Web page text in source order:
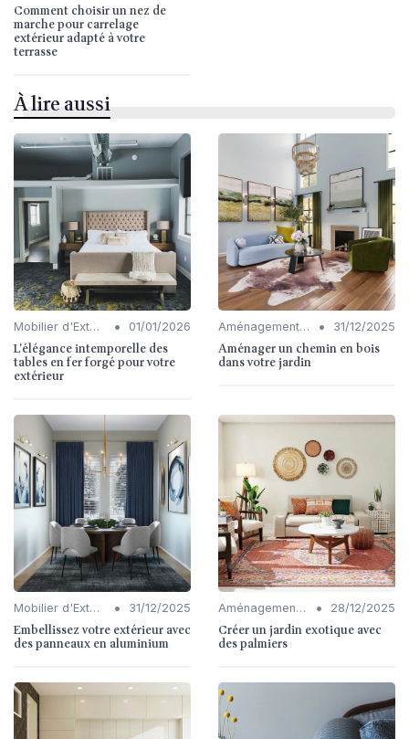
Comment choisir un nez de
marche pour carrelage
extérieur adapté à votre
terrasse
À lire aussi
Mobilier d'Extérieur • 01/01/2026
L'élégance intemporelle des
tables en fer forgé pour votre
extérieur
Aménagement de Jardins et Terrasses • 31/12/2025
Aménager un chemin en bois
dans votre jardin
Mobilier d'Extérieur • 31/12/2025
Embellissez votre extérieur avec
des panneaux en aluminium
Aménagement de Jardins et Terrasses • 28/12/2025
Créer un jardin exotique avec
des palmiers